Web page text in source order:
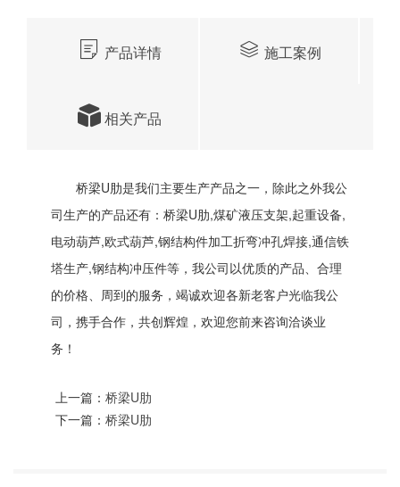
产品详情 施工案例
相关产品
桥梁U肋是我们主要生产产品之一，除此之外我公
司生产的产品还有：桥梁U肋,煤矿液压支架,起重设备,
电动葫芦,欧式葫芦,钢结构件加工折弯冲孔焊接,通信铁
塔生产,钢结构冲压件等，我公司以优质的产品、合理
的价格、周到的服务，竭诚欢迎各新老客户光临我公
司，携手合作，共创辉煌，欢迎您前来咨询洽谈业
务！
上一篇： 桥梁U肋
下一篇： 桥梁U肋